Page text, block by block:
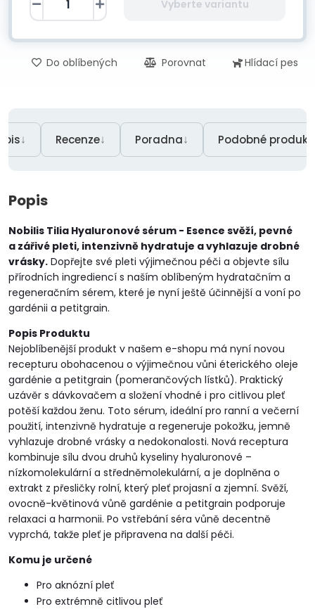
Vyberte variantu
Do oblíbených Porovnat Hlídací pes
↓ Recenze↓ Poradna↓ Podobné
Popis
Nobilis Tilia Hyaluronové sérum - Esence svěží, pevné
a zářivé pleti, intenzivně hydratuje a vyhlazuje drobné
vrásky. Dopřejte své pleti výjimečnou péči a objevte sílu
přírodních ingrediencí s naším oblíbeným hydratačním a
regeneračním sérem, které je nyní ještě účinnější a voní po
gardénii a petitgrain.
Popis Produktu
Nejoblíbenější produkt v našem e-shopu má nyní novou
recepturu obohacenou o výjimečnou vůni éterického oleje
gardénie a petitgrain (pomerančových lístků). Praktický
uzávěr s dávkovačem a složení vhodné i pro citlivou pleť
potěší každou ženu. Toto sérum, ideální pro ranní a večerní
použití, intenzivně hydratuje a regeneruje pokožku, jemně
vyhlazuje drobné vrásky a nedokonalosti. Nová receptura
kombinuje sílu dvou druhů kyseliny hyaluronové –
nízkomolekulární a středněmolekulární, a je doplněna o
extrakt z přesličky rolní, který pleť projasní a zjemní. Svěží,
ovocně-květinová vůně gardénie a petitgrain podporuje
relaxaci a harmonii. Po vstřebání séra vůně decentně
vyprchá, takže pleť je připravena na další péči.
Komu je určené
Pro aknózní pleť
Pro extrémně citlivou pleť